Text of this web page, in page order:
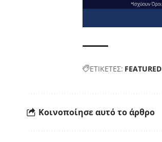
ΕΤΙΚΕΤΕΣ: FEATURED
Κοινοποίησε αυτό το άρθρο